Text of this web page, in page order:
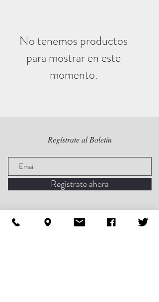
No tenemos productos
para mostrar en este
momento.
Regístrate al Boletín
Regístrate ahora